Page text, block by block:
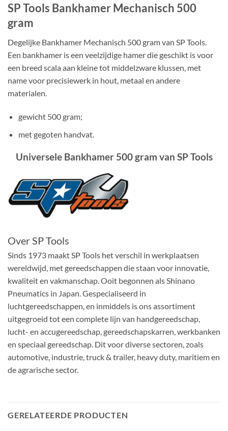
SP Tools Bankhamer Mechanisch 500
gram
Degelijke Bankhamer Mechanisch 500 gram van SP Tools.
Een bankhamer is een veelzijdige hamer die geschikt is voor
een breed scala aan kleine tot middelzware klussen, met
name voor precisiewerk in hout, metaal en andere
materialen.
gewicht 500 gram;
met gegoten handvat.
Universele Bankhamer 500 gram van SP Tools
Over SP Tools
Sinds 1973 maakt SP Tools het verschil in werkplaatsen
wereldwijd, met gereedschappen die staan voor innovatie,
kwaliteit en vakmanschap. Ooit begonnen als Shinano
Pneumatics in Japan. Gespecialiseerd in
luchtgereedschappen, en inmiddels is ons assortiment
uitgegroeid tot een complete lijn van handgereedschap,
lucht- en accugereedschap, gereedschapskarren, werkbanken
en speciaal gereedschap. Dit voor diverse sectoren, zoals
automotive, industrie, truck & trailer, heavy duty, maritiem en
de agrarische sector.
GERELATEERDE PRODUCTEN